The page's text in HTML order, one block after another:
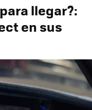
llegar?:
en sus